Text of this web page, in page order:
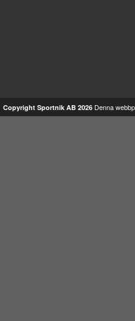
Copyright Sportnik AB 2026 Denna